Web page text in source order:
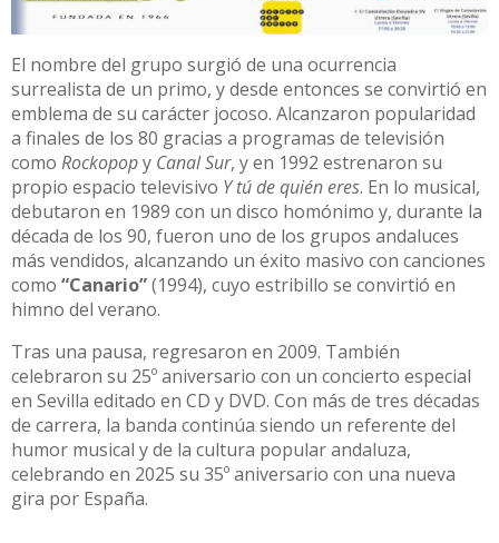
El nombre del grupo surgió de una ocurrencia
surrealista de un primo, y desde entonces se convirtió en
emblema de su carácter jocoso. Alcanzaron popularidad
a finales de los 80 gracias a programas de televisión
como Rockopopy Canal Sur, y en 1992 estrenaron su
propio espacio televisivo Y tú de quién eres. En lo musical,
debutaron en 1989 con un disco homónimo y, durante la
década de los 90, fueron uno de los grupos andaluces
más vendidos, alcanzando un éxito masivo con canciones
como “Canario”(1994), cuyo estribillo se convirtió en
himno del verano.
Tras una pausa, regresaron en 2009. También
celebraron su 25º aniversario con un concierto especial
en Sevilla editado en CD y DVD. Con más de tres décadas
de carrera, la banda continúa siendo un referente del
humor musical y de la cultura popular andaluza,
celebrando en 2025 su 35º aniversario con una nueva
gira por España.